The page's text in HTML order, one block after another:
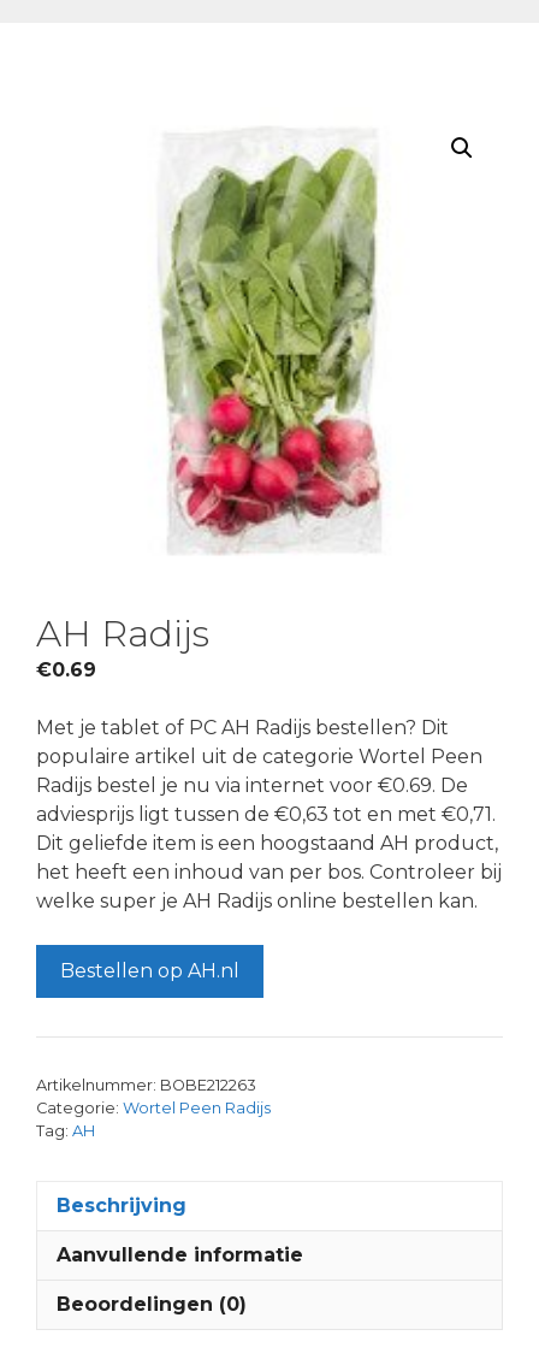
AH Radijs
€0.69
Met je tablet of PC AH Radijs bestellen? Dit
populaire artikel uit de categorie Wortel Peen
Radijs bestel je nu via internet voor €0.69. De
adviesprijs ligt tussen de €0,63 tot en met €0,71.
Dit geliefde item is een hoogstaand AH product,
het heeft een inhoud van per bos. Controleer bij
welke super je AH Radijs online bestellen kan.
Bestellen op AH.nl
Artikelnummer: BOBE212263
Categorie: Wortel Peen Radijs
Tag: AH
Beschrijving
Aanvullende informatie
Beoordelingen (0)